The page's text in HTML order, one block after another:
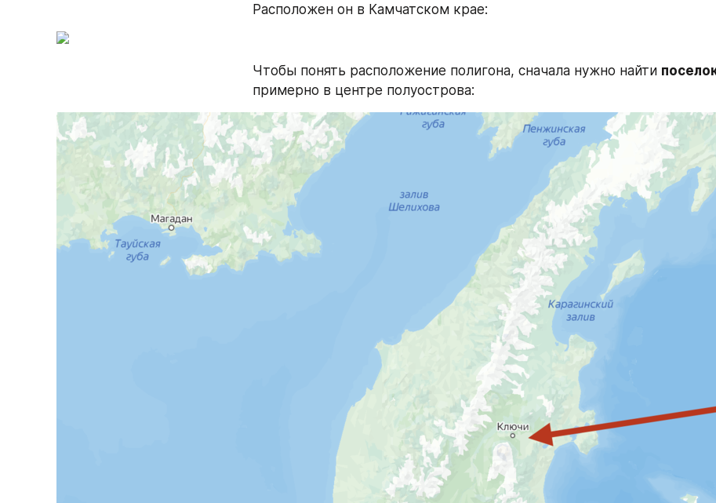
Расположен он в Камчатском крае:
Чтобы понять расположение полигона, сначала нужно найти
примерно в центре полуострова: